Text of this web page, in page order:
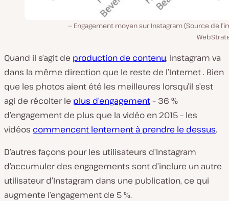
Engagement moyen sur Instagram (Source de
Quand il s’agit de production de contenu, Instagram va
dans la même direction que le reste de l’Internet . Bien
que les photos aient été les meilleures lorsqu’il s’est
agi de récolter le plus d’engagement– 36 %
d’engagement de plus que la vidéo en 2015 – les
vidéos commencent lentement à prendre le dessus.
D’autres façons pour les utilisateurs d’Instagram
d’accumuler des engagements sont d’inclure un autre
utilisateur d’Instagram dans une publication, ce qui
augmente l’engagement de 5 %.